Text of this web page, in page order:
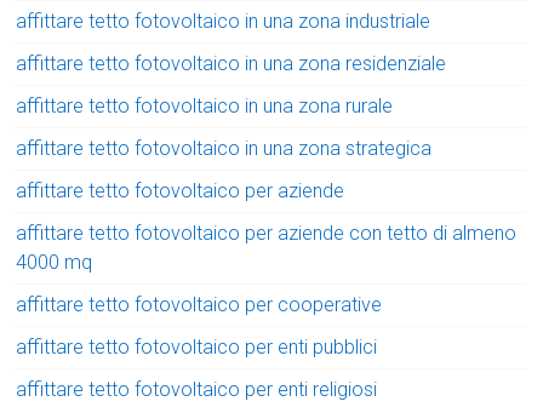
affittare tetto fotovoltaico in una zona industriale
affittare tetto fotovoltaico in una zona residenziale
affittare tetto fotovoltaico in una zona rurale
affittare tetto fotovoltaico in una zona strategica
affittare tetto fotovoltaico per aziende
affittare tetto fotovoltaico per aziende con tetto di almeno
4000 mq
affittare tetto fotovoltaico per cooperative
affittare tetto fotovoltaico per enti pubblici
affittare tetto fotovoltaico per enti religiosi